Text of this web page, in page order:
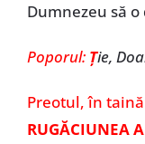
Dumnezeu să o
Poporul: Ţie,
Preotul, în
RUGĂCIUNEA